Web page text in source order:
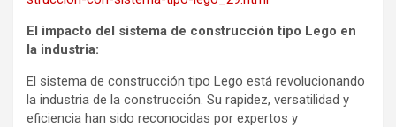
El impacto del sistema de construcción tipo Lego en
la industria:
El sistema de construcción tipo Lego está revolucionando
la industria de la construcción. Su rapidez, versatilidad y
eficiencia han sido reconocidas por expertos y